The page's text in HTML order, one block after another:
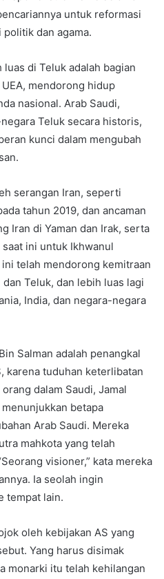
untuk reformasi
dan agama.
di Teluk adalah bagian
mendorong hidup
nasional. Arab Saudi,
Teluk secara historis,
kunci dalam mengubah
serangan Iran, seperti
tahun 2019, dan ancaman
Iran di Yaman dan Irak, serta
ini untuk Ikhwanul
telah mendorong kemitraan
Teluk, dan lebih luas lagi
India, dan negara-negara
Salman adalah penangkal
karena tuduhan keterlibatan
dalam Saudi, Jamal
betapa
Arab Saudi. Mereka
mahkota yang telah
visioner,” kata mereka
Ia seolah ingin
tempat lain.
oleh kebijakan AS yang
Yang harus disimak
monarki itu telah kehilangan